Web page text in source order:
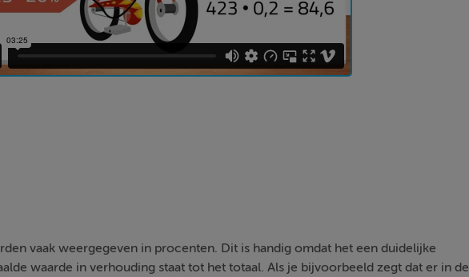
vaak weergegeven in procenten. Dit is handig omdat het een duidelijke
waarde in verhouding staat tot het totaal. Als je bijvoorbeeld zegt dat er in de